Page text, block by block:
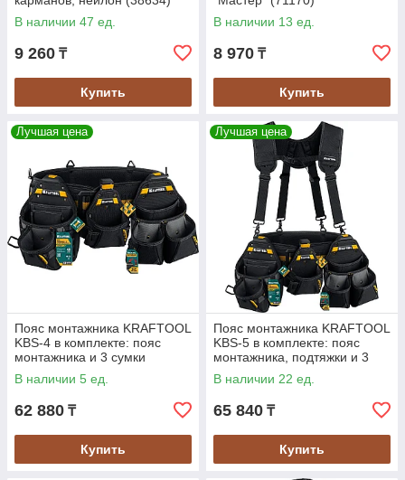
В наличии 47 ед.
9 260 ₸
Купить
В наличии 13 ед.
8 970 ₸
Купить
Лучшая цена
Пояс монтажника KRAFTOOL
KBS-4 в комплекте: пояс
монтажника и 3 сумки
(38760-4)
В наличии 5 ед.
62 880 ₸
Купить
Лучшая цена
Пояс монтажника KRAFTOOL
KBS-5 в комплекте: пояс
монтажника, подтяжки и 3
сумки (38760-5)
В наличии 22 ед.
65 840 ₸
Купить